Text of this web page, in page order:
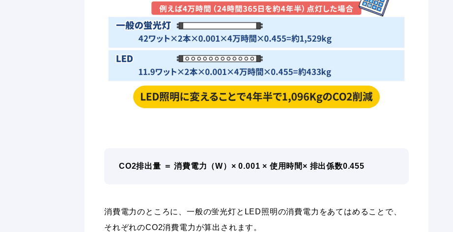
CO2排出量 ＝ 消費電力（W）× 0.001 × 使用時間× 排出係数0.455
消費電力のところに、一般の蛍光灯とLED照明の消費電力をあてはめることで、
それぞれのCO2消費電力が算出されます。